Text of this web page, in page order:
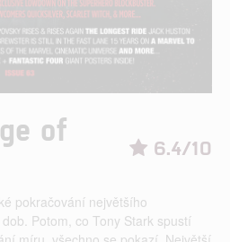
6.4/10
of
pokračování největšího
Potom, co Tony Stark spustí